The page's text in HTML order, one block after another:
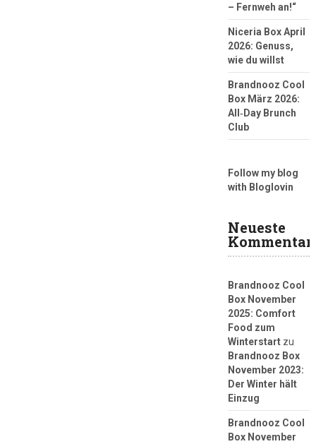
– Fernweh an!“
Niceria Box April
2026: Genuss,
wie du willst
Brandnooz Cool
Box März 2026:
All‑Day Brunch
Club
Follow my blog
with Bloglovin
Neueste
Brandnooz Cool
Box November
2025: Comfort
Food zum
Winterstartzu
Brandnooz Box
November 2023:
Der Winter hält
Einzug
Brandnooz Cool
Box November